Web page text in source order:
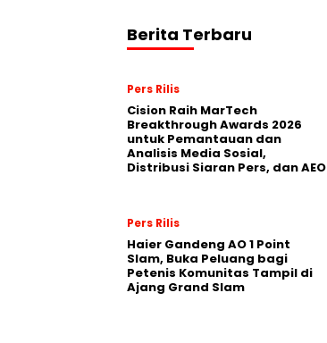
Berita Terbaru
Pers Rilis
Cision Raih MarTech
Breakthrough Awards 2026
untuk Pemantauan dan
Analisis Media Sosial,
Distribusi Siaran Pers, dan AEO
Pers Rilis
Haier Gandeng AO 1 Point
Slam, Buka Peluang bagi
Petenis Komunitas Tampil di
Ajang Grand Slam